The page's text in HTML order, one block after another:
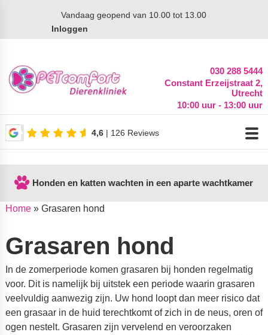
Vandaag geopend van 10.00 tot 13.00
Inloggen
030 288 5444
Constant Erzeijstraat 2,
Utrecht
10:00 uur - 13:00 uur
4,6 | 126 Reviews
Honden en katten wachten in een aparte wachtkamer
Home» Grasaren hond
Grasaren hond
In de zomerperiode komen grasaren bij honden regelmatig
voor. Dit is namelijk bij uitstek een periode waarin grasaren
veelvuldig aanwezig zijn. Uw hond loopt dan meer risico dat
een grasaar in de huid terechtkomt of zich in de neus, oren of
ogen nestelt. Grasaren zijn vervelend en veroorzaken